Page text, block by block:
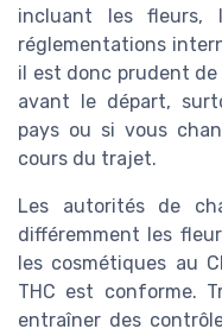
incluant les fleurs,
réglementations
il est donc prudent
avant le départ,
pays ou si vous
cours du trajet.
Les autorités de
différemment les
les cosmétiques au
THC est conforme.
entraîner des